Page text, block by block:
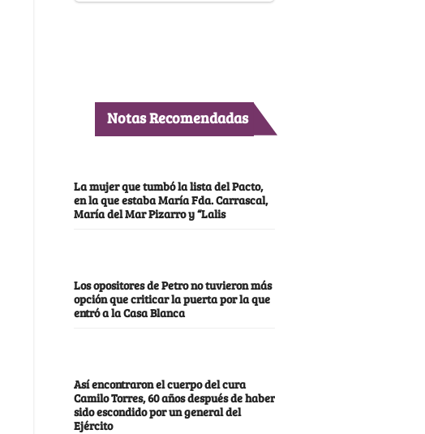
Notas Recomendadas
La mujer que tumbó la lista del Pacto,
en la que estaba María Fda. Carrascal,
María del Mar Pizarro y “Lalis
Los opositores de Petro no tuvieron más
opción que criticar la puerta por la que
entró a la Casa Blanca
Así encontraron el cuerpo del cura
Camilo Torres, 60 años después de haber
sido escondido por un general del
Ejército